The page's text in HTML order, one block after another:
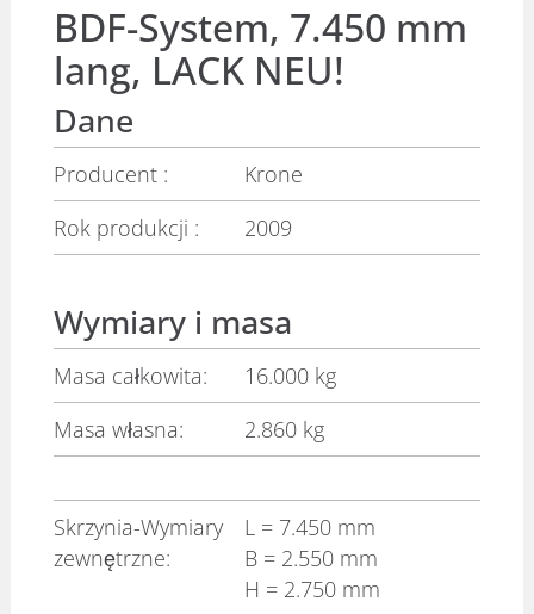
BDF-System, 7.450 mm
lang, LACK NEU!
Dane
Producent :
Krone
Rok produkcji :
2009
Wymiary i masa
Masa całkowita:
16.000 kg
Masa własna:
2.860 kg
Skrzynia-Wymiary
zewnętrzne:
L = 7.450 mm
B = 2.550 mm
H = 2.750 mm